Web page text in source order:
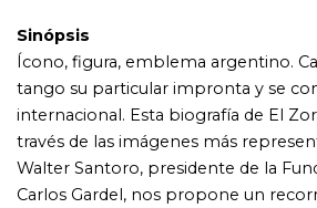
Gardel is an Argentinian icon, figure, and
provided tango with his unique mark and
international idol. This biography of The
narrated through the most representative
life. Walter Santoro, president of the
Gardel Foundation, brings us an
which unveils the artist¿s personal and
moments. With its unpublished
explicative epigraphs, this book is a tribute
the memory of Gardel¿s myth alive.